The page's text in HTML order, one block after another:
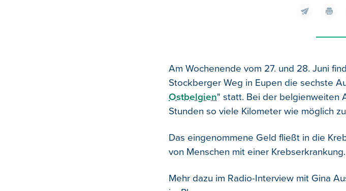
Am Wochenende vom 27. und 28. Juni
Stockberger Weg in Eupen die sechste
Ostbelgien" statt. Bei der belgienweiten
Stunden so viele Kilometer wie möglich
Das eingenommene Geld fließt in die
von Menschen mit einer Krebserkrankung.
Mehr dazu im Radio-Interview mit Gina